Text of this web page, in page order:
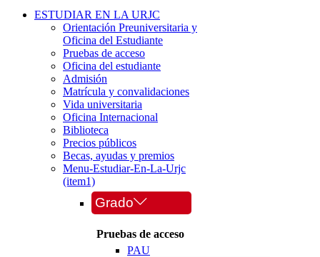
ESTUDIAR EN LA URJC
Orientación Preuniversitaria y
Oficina del Estudiante
Pruebas de acceso
Oficina del estudiante
Admisión
Matrícula y convalidaciones
Vida universitaria
Oficina Internacional
Biblioteca
Precios públicos
Becas, ayudas y premios
Menu-Estudiar-En-La-Urjc
(item1)
Grado
Pruebas de acceso
PAU